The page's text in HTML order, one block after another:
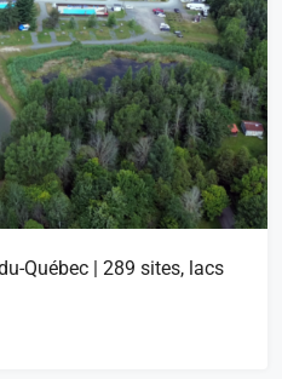
Québec | 289 sites, lacs